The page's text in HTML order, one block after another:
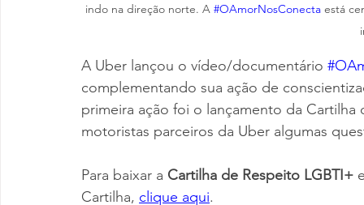
indo na direção norte. A #OAmorNosConecta está
A Uber lançou o vídeo/documentário
complementando sua ação de
primeira ação foi o lançamento da
motoristas parceiros da Uber algumas
Para baixar a Cartilha de Respeito LGBTI+
Cartilha, clique aqui.